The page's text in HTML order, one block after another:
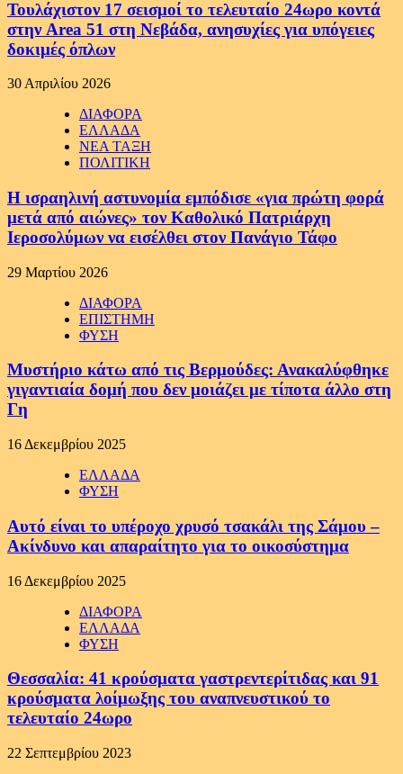
Τουλάχιστον 17 σεισμοί το τελευταίο 24ωρο κοντά
στην Area 51 στη Νεβάδα, ανησυχίες για υπόγειες
δοκιμές όπλων
30 Απριλίου 2026
ΔΙΑΦΟΡΑ
ΕΛΛΑΔΑ
ΝΕΑ ΤΑΞΗ
ΠΟΛΙΤΙΚΗ
Η ισραηλινή αστυνομία εμπόδισε «για πρώτη φορά
μετά από αιώνες» τον Καθολικό Πατριάρχη
Ιεροσολύμων να εισέλθει στον Πανάγιο Τάφο
29 Μαρτίου 2026
ΔΙΑΦΟΡΑ
ΕΠΙΣΤΗΜΗ
ΦΥΣΗ
Μυστήριο κάτω από τις Βερμούδες: Ανακαλύφθηκε
γιγαντιαία δομή που δεν μοιάζει με τίποτα άλλο στη
Γη
16 Δεκεμβρίου 2025
ΕΛΛΑΔΑ
ΦΥΣΗ
Αυτό είναι το υπέροχο χρυσό τσακάλι της Σάμου –
Ακίνδυνο και απαραίτητο για το οικοσύστημα
16 Δεκεμβρίου 2025
ΔΙΑΦΟΡΑ
ΕΛΛΑΔΑ
ΦΥΣΗ
Θεσσαλία: 41 κρούσματα γαστρεντερίτιδας και 91
κρούσματα λοίμωξης του αναπνευστικού το
τελευταίο 24ωρο
22 Σεπτεμβρίου 2023